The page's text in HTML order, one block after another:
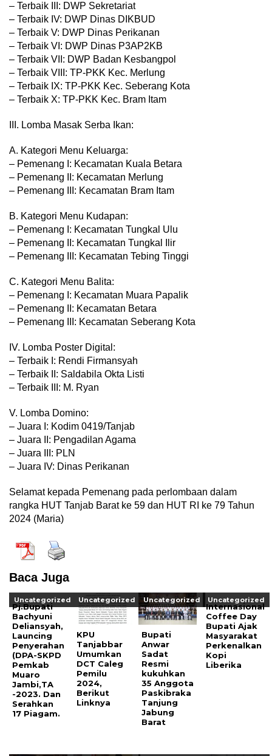
– Terbaik III: DWP Sekretariat
– Terbaik IV: DWP Dinas DIKBUD
– Terbaik V: DWP Dinas Perikanan
– Terbaik VI: DWP Dinas P3AP2KB
– Terbaik VII: DWP Badan Kesbangpol
– Terbaik VIII: TP-PKK Kec. Merlung
– Terbaik IX: TP-PKK Kec. Seberang Kota
– Terbaik X: TP-PKK Kec. Bram Itam
III. Lomba Masak Serba Ikan:
A. Kategori Menu Keluarga:
– Pemenang I: Kecamatan Kuala Betara
– Pemenang II: Kecamatan Merlung
– Pemenang III: Kecamatan Bram Itam
B. Kategori Menu Kudapan:
– Pemenang I: Kecamatan Tungkal Ulu
– Pemenang II: Kecamatan Tungkal Ilir
– Pemenang III: Kecamatan Tebing Tinggi
C. Kategori Menu Balita:
– Pemenang I: Kecamatan Muara Papalik
– Pemenang II: Kecamatan Betara
– Pemenang III: Kecamatan Seberang Kota
IV. Lomba Poster Digital:
– Terbaik I: Rendi Firmansyah
– Terbaik II: Saldabila Okta Listi
– Terbaik III: M. Ryan
V. Lomba Domino:
– Juara I: Kodim 0419/Tanjab
– Juara II: Pengadilan Agama
– Juara III: PLN
– Juara IV: Dinas Perikanan
Selamat kepada Pemenang pada perlombaan dalam
rangka HUT Tanjab Barat ke 59 dan HUT RI ke 79 Tahun
2024 (Maria)
Baca Juga
Uncategorized
Pj.Bupati
Bachyuni
Deliansyah,
Launcing
Penyerahan
(DPA-SKPD
Pemkab
Muaro
Jambi,TA
-2023. Dan
Serahkan
17 Piagam.
Uncategorized
KPU
Tanjabbar
Umumkan
DCT Caleg
Pemilu
2024,
Berikut
Linknya
Uncategorized
Bupati
Anwar
Sadat
Resmi
kukuhkan
35 Anggota
Paskibraka
Tanjung
Jabung
Barat
Uncategorized
Internasional
Coffee Day
Bupati Ajak
Masyarakat
Perkenalkan
Kopi
Liberika